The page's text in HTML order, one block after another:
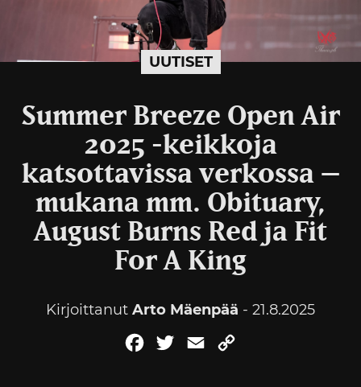
UUTISET
Summer Breeze Open Air
2025 -keikkoja
katsottavissa verkossa –
mukana mm. Obituary,
August Burns Red ja Fit
For A King
Kirjoittanut Arto Mäenpää - 21.8.2025
FacebookTwitterEmail